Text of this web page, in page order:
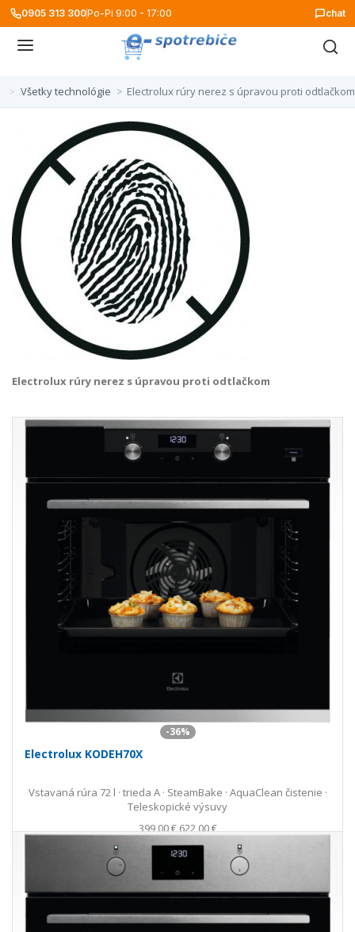
0905 313 300Po-Pi 9:00 - 17:00 chat
> Všetky technológie > Electrolux rúry nerez s úpravou proti odtlačkom
Electrolux rúry nerez s úpravou proti odtlačkom
-36%
Electrolux KODEH70X
Vstavaná rúra 72 l · trieda A · SteamBake · AquaClean čistenie ·
Teleskopické výsuvy
399,00 €622,00 €
Ušetríte 223,00 €s DPH · doprava zdarma
Skladom